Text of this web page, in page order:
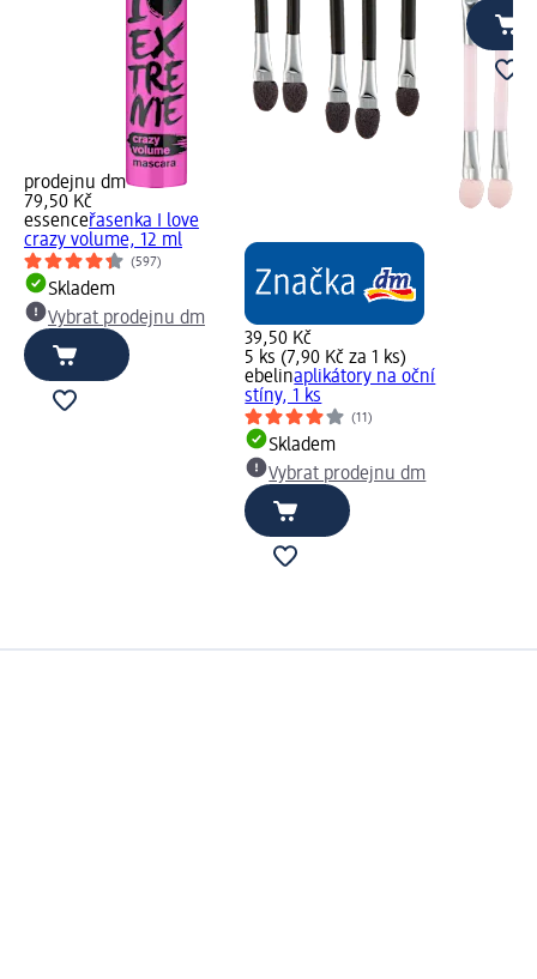
prodejnu dm
79,50 Kč
essenceřasenka I love
crazy volume, 12 ml
(597)
Skladem
Vybrat prodejnu dm
39,50 Kč
5 ks (7,90 Kč za 1 ks)
ebelinaplikátory na oční
stíny, 1 ks
(11)
Skladem
Vybrat prodejnu dm